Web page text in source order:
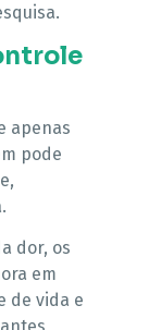
apenas
pode
dor, os
em
de vida e